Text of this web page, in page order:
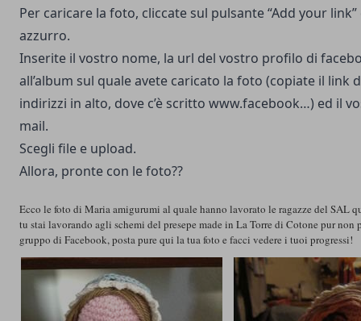
Per caricare la foto, cliccate sul pulsante “Add your
azzurro.
Inserite il vostro nome, la url del vostro profilo di
all’album sul quale avete caricato la foto (copiate il link
indirizzi in alto, dove c’è scritto www.facebook…) ed il
mail.
Scegli file e upload.
Allora, pronte con le foto??
Ecco le foto di Maria amigurumi al quale hanno lavorato le ragazze del SAL
tu stai lavorando agli schemi del presepe made in La Torre di Cotone pur non
gruppo di Facebook, posta pure qui la tua foto e facci vedere i tuoi progressi!